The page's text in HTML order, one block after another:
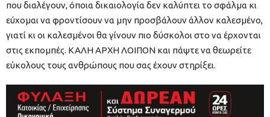
που διαλέγουν, όποια δικαιολογία δεν καλύπτει το σφάλμα κι
εύχομαι να φροντίσουν να μην προσβάλουν άλλον καλεσμένο,
γιατί κι οι καλεσμένοι θα γίνουν πιο δύσκολοι στο να έρχονται
στις εκπομπές. ΚΑΛΗ ΑΡΧΗ ΛΟΙΠΟΝ και πάψτε να θεωρείτε
εύκολους τους ανθρώπους που σας έχουν στηρίξει.